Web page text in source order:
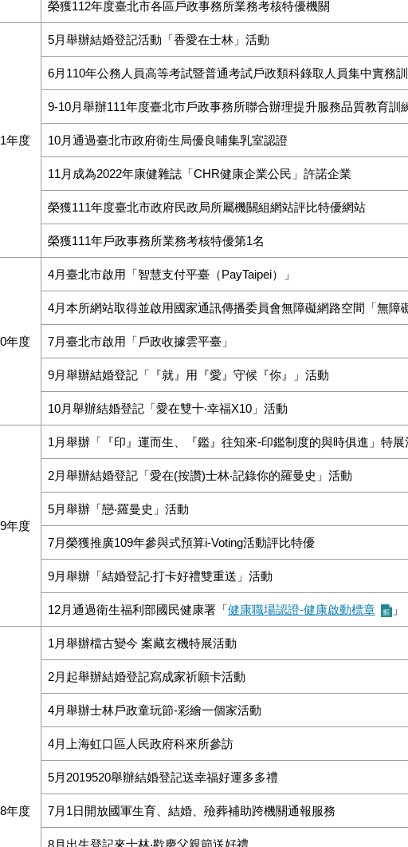
榮獲112年度臺北市各區戶政事務所業務考核特優機關
年度
5月舉辦結婚登記活動「香愛在士林」活動
6月110年公務人員高等考試暨普通考試戶政類科錄取人員集中實務
9-10月舉辦111年度臺北市戶政事務所聯合辦理提升服務品質教育訓
10月通過臺北市政府衛生局優良哺集乳室認證
11月成為2022年康健雜誌「CHR健康企業公民」許諾企業
榮獲111年度臺北市政府民政局所屬機關組網站評比特優網站
榮獲111年戶政事務所業務考核特優第1名
年度
4月臺北市啟用「智慧支付平臺（PayTaipei）」
4月本所網站取得並啟用國家通訊傳播委員會無障礙網路空間「無障
7月臺北市啟用「戶政收據雲平臺」
9月舉辦結婚登記「『就』用『愛』守候『你』」活動
10月舉辦結婚登記「愛在雙十‧幸福X10」活動
年度
1月舉辦「『印』運而生、『鑑』往知來-印鑑制度的與時俱進」特展
2月舉辦結婚登記「愛在(按讚)士林‧記錄你的羅曼史」活動
5月舉辦「戀‧羅曼史」活動
7月榮獲推廣109年參與式預算i-Voting活動評比特優
9月舉辦「結婚登記‧打卡好禮雙重送」活動
12月通過衛生福利部國民健康署「 健康職場認證-健康啟動標章 」
年度
1月舉辦檔古變今 案藏玄機特展活動
2月起舉辦結婚登記寫成家祈願卡活動
4月舉辦士林戶政童玩節-彩繪一個家活動
4月上海虹口區人民政府科來所參訪
5月2019520舉辦結婚登記送幸福好運多多禮
7月1日開放國軍生育、結婚、殮葬補助跨機關通報服務